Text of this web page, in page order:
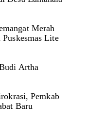
Merah
Lite
Artha
Pemkab
Baru